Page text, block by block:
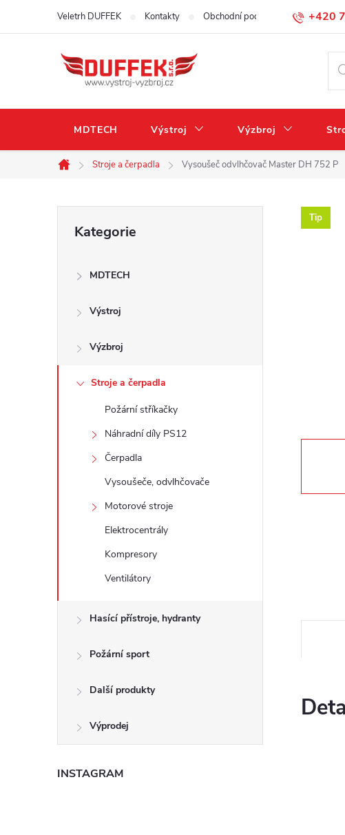
+420
Veletrh DUFFEK Kontakty Obchodní podmínky
MDTECH Výstroj Výzbroj
Domů
Stroje a čerpadla Vysoušeč odvlhčovač Master DH 752 P
r
n
kategorie
Kategorie
MDTECH
Výstroj
Výzbroj
Stroje a čerpadla
Požární stříkačky
Náhradní díly PS12
Čerpadla
Vysoušeče, odvlhčovače
Motorové stroje
Elektrocentrály
Kompresory
Ventilátory
Hasící přístroje, hydranty
Požární sport
Další produkty
Výprodej
INSTAGRAM
Tip